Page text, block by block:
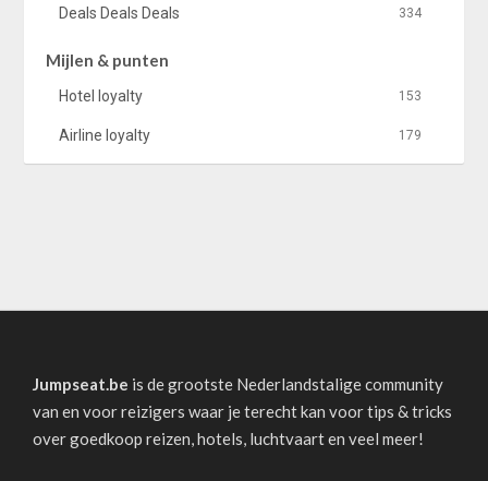
334
Deals Deals Deals
Mijlen & punten
153
Hotel loyalty
179
Airline loyalty
Jumpseat.be is de grootste Nederlandstalige community
van en voor reizigers waar je terecht kan voor tips & tricks
over goedkoop reizen, hotels, luchtvaart en veel meer!